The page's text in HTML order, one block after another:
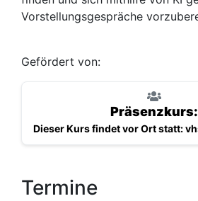
Vorstellungsgespräche
Gefördert von:
Präsenzkurs:
Dieser Kurs findet vor Ort statt:
Termine